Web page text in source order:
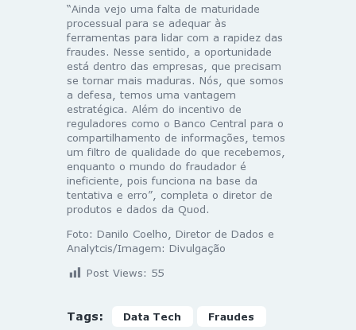
“Ainda vejo uma falta de maturidade
processual para se adequar às
ferramentas para lidar com a rapidez das
fraudes. Nesse sentido, a oportunidade
está dentro das empresas, que precisam
se tornar mais maduras. Nós, que somos
a defesa, temos uma vantagem
estratégica. Além do incentivo de
reguladores como o Banco Central para o
compartilhamento de informações, temos
um filtro de qualidade do que recebemos,
enquanto o mundo do fraudador é
ineficiente, pois funciona na base da
tentativa e erro”, completa o diretor de
produtos e dados da Quod.
Foto: Danilo Coelho, Diretor de Dados e
Analytcis/Imagem: Divulgação
Post Views: 55
Tags: Data Tech Fraudes